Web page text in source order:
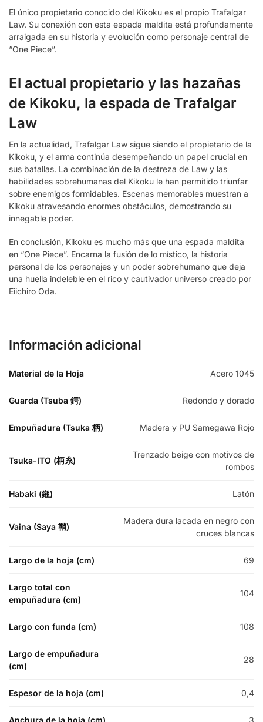
El único propietario conocido del Kikoku es el propio Trafalgar
Law. Su conexión con esta espada maldita está profundamente
arraigada en su historia y evolución como personaje central de
“One Piece”.
El actual propietario y las hazañas
de Kikoku, la espada de Trafalgar
Law
En la actualidad, Trafalgar Law sigue siendo el propietario de la
Kikoku, y el arma continúa desempeñando un papel crucial en
sus batallas. La combinación de la destreza de Law y las
habilidades sobrehumanas del Kikoku le han permitido triunfar
sobre enemigos formidables. Escenas memorables muestran a
Kikoku atravesando enormes obstáculos, demostrando su
innegable poder.
En conclusión, Kikoku es mucho más que una espada maldita
en “One Piece”. Encarna la fusión de lo místico, la historia
personal de los personajes y un poder sobrehumano que deja
una huella indeleble en el rico y cautivador universo creado por
Eiichiro Oda.
Información adicional
Material de la Hoja Acero 1045
Guarda (Tsuba 鍔) Redondo y dorado
Empuñadura (Tsuka 柄) Madera y PU Samegawa Rojo
Tsuka-ITO (柄糸)
Trenzado beige con motivos de
rombos
Habaki (鎺) Latón
Vaina (Saya 鞘)
Madera dura lacada en negro con
cruces blancas
Largo de la hoja (cm) 69
Largo total con
empuñadura (cm)
104
Largo con funda (cm) 108
Largo de empuñadura
(cm)
28
Espesor de la hoja (cm) 0,4
Anchura de la hoja (cm) 3